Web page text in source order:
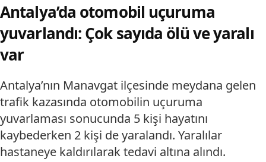
Antalya’da otomobil uçuruma
yuvarlandı: Çok sayıda ölü ve yaralı
var
Antalya’nın Manavgat ilçesinde meydana gelen
trafik kazasında otomobilin uçuruma
yuvarlaması sonucunda 5 kişi hayatını
kaybederken 2 kişi de yaralandı. Yaralılar
hastaneye kaldırılarak tedavi altına alındı.